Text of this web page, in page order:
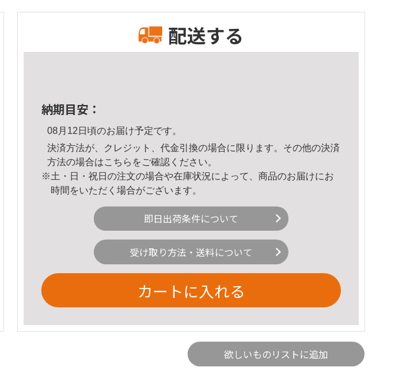
配送する
納期目安：
08月12日頃のお届け予定です。
決済方法が、クレジット、代金引換の場合に限ります。その他の決済
方法の場合はこちら をご確認ください。
※土・日・祝日の注文の場合や在庫状況によって、商品のお届けにお
時間をいただく場合がございます。
即日出荷条件について
受け取り方法・送料について
カートに入れる
欲しいものリストに追加